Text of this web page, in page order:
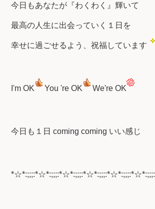
今日もあなたが『わくわく』輝いて
最高の人生に出会っていく１日を
幸せに過ごせるよう、祝福しています
I'm OK You 're OK We're OK
今日も１日 coming coming いい感じ
*☆*:;;;:*☆*:;;;:*☆*:;;;:*☆*:;;;:*☆*:;;;:*☆*:;;;: